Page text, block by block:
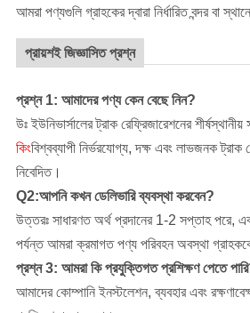
আমরা পণ্যগুলি গ্রাহকের দ্বারা নির্ধারিত বন্দর বা
প্রায়শই জিজ্ঞাসিত প্রশ্ন
প্রশ্ন 1: আমাদের পণ্য কেন বেছে নিন?
উঃ ইউনিভার্সালের ট্রাক রেফ্রিজারেশনের শীর্ষস্থানীয়
কিংবিশ্বব্যাপী নির্ভরযোগ্য, দক্ষ এবং লাভজনক ট্রাক
নিবেদিত।
Q2:আপনি কখন ডেলিভারি ব্যবস্থা করবেন?
উত্তরঃ সাধারণত অর্থ প্রদানের 1-2 সপ্তাহ পরে,
পর্যন্ত আমরা ক্রমাগত পণ্য পরিবহন অবস্থা
প্রশ্ন 3: আমরা কি প্রযুক্তিগত প্রশিক্ষণ পেতে
আমাদের কোম্পানি ইনস্টলেশন, ব্যবহার এবং